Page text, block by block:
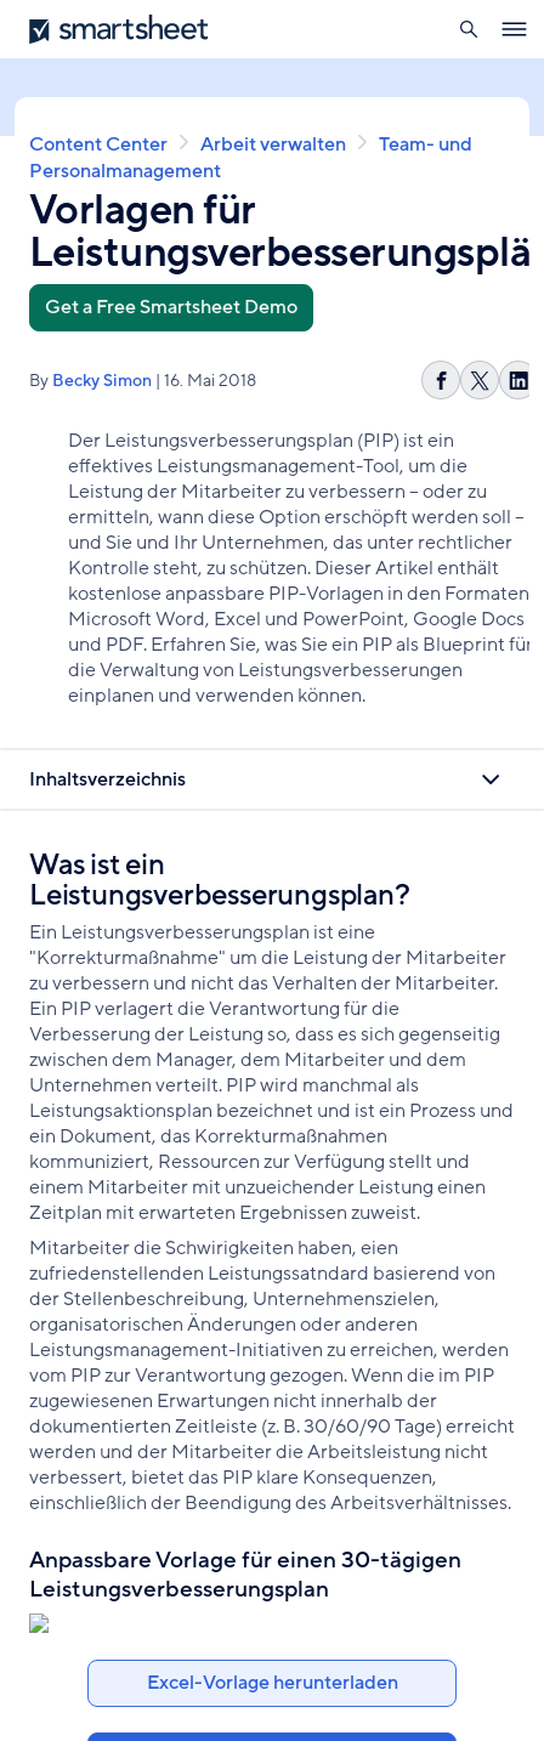
Direkt
zum
Smartsheet
öffnen
Pfadnavigation
Content Center Arbeit verwalten
Team- und
Personalmanagement
Vorlagen für
Get a Free Smartsheet Demo
By Becky Simon | 16. Mai 2018
Auf
teilen
Share
Der Leistungsverbesserungsplan (PIP) ist ein
effektives Leistungsmanagement-Tool, um die
Leistung der Mitarbeiter zu verbessern – oder zu
ermitteln, wann diese Option erschöpft werden soll –
und Sie und Ihr Unternehmen, das unter rechtlicher
Kontrolle steht, zu schützen. Dieser Artikel enthält
kostenlose anpassbare PIP-Vorlagen in den Formaten
Microsoft Word, Excel und PowerPoint, Google Docs
und PDF. Erfahren Sie, was Sie ein PIP als Blueprint für
die Verwaltung von Leistungsverbesserungen
einplanen und verwenden können.
Inhaltsverzeichnis
Was ist ein
Leistungsverbesserungsplan?
Ein Leistungsverbesserungsplan ist eine
"Korrekturmaßnahme" um die Leistung der Mitarbeiter
zu verbessern und nicht das Verhalten der Mitarbeiter.
Ein PIP verlagert die Verantwortung für die
Verbesserung der Leistung so, dass es sich gegenseitig
zwischen dem Manager, dem Mitarbeiter und dem
Unternehmen verteilt. PIP wird manchmal als
Leistungsaktionsplan bezeichnet und ist ein Prozess und
ein Dokument, das Korrekturmaßnahmen
kommuniziert, Ressourcen zur Verfügung stellt und
einem Mitarbeiter mit unzueichender Leistung einen
Zeitplan mit erwarteten Ergebnissen zuweist.
Mitarbeiter die Schwirigkeiten haben, eien
zufriedenstellenden Leistungssatndard basierend von
der Stellenbeschreibung, Unternehmenszielen,
organisatorischen Änderungen oder anderen
Leistungsmanagement-Initiativen zu erreichen, werden
vom PIP zur Verantwortung gezogen. Wenn die im PIP
zugewiesenen Erwartungen nicht innerhalb der
dokumentierten Zeitleiste (z. B. 30/60/90 Tage) erreicht
werden und der Mitarbeiter die Arbeitsleistung nicht
verbessert, bietet das PIP klare Konsequenzen,
einschließlich der Beendigung des Arbeitsverhältnisses.
Anpassbare Vorlage für einen 30-tägigen
Leistungsverbesserungsplan
Excel-Vorlage herunterladen